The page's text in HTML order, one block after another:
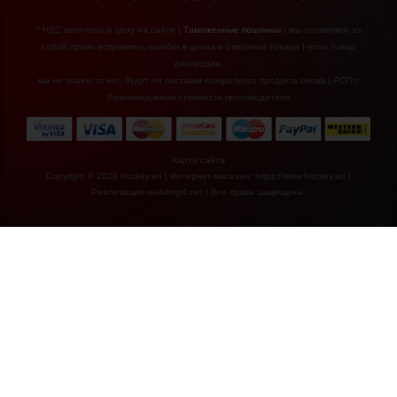
* НДС включена в цену на сайте | Таможенные пошлины| мы оставляем за
собой право исправлять ошибки в ценах и описании товара | если товар
распродан,
мы не знаем точно, будут ли поставки конкретного продукта снова | РСП =
Рекомендуемая стоимость производителя
Карта сайта
Copyright © 2026 hockey.eu | Интернет-магазин: https://www.hockey.eu |
Реализация realshop4.net | Все права защищены.